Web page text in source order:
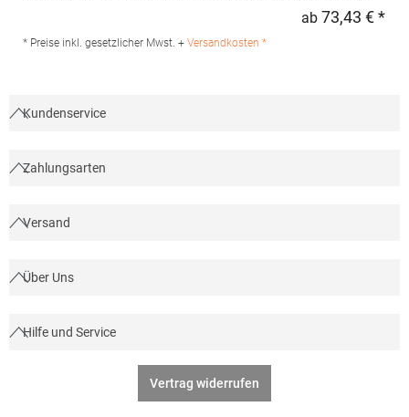
PolyesterAngaben zur Produktsicherheit: Herst.-Nr.: 03174
ab 73,43 € *
* Preise inkl. gesetzlicher Mwst. + Versandkosten *
Kundenservice
Zahlungsarten
Versand
Über Uns
Hilfe und Service
Vertrag widerrufen